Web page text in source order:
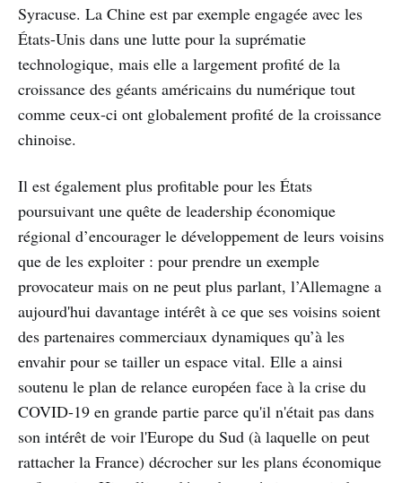
Syracuse. La Chine est par exemple engagée avec les
États-Unis dans une lutte pour la suprématie
technologique, mais elle a largement profité de la
croissance des géants américains du numérique tout
comme ceux-ci ont globalement profité de la croissance
chinoise.
Il est également plus profitable pour les États
poursuivant une quête de leadership économique
régional d’encourager le développement de leurs voisins
que de les exploiter : pour prendre un exemple
provocateur mais on ne peut plus parlant, l’Allemagne a
aujourd'hui davantage intérêt à ce que ses voisins soient
des partenaires commerciaux dynamiques qu’à les
envahir pour se tailler un espace vital. Elle a ainsi
soutenu le plan de relance européen face à la crise du
COVID-19 en grande partie parce qu'il n'était pas dans
son intérêt de voir l'Europe du Sud (à laquelle on peut
rattacher la France) décrocher sur les plans économique